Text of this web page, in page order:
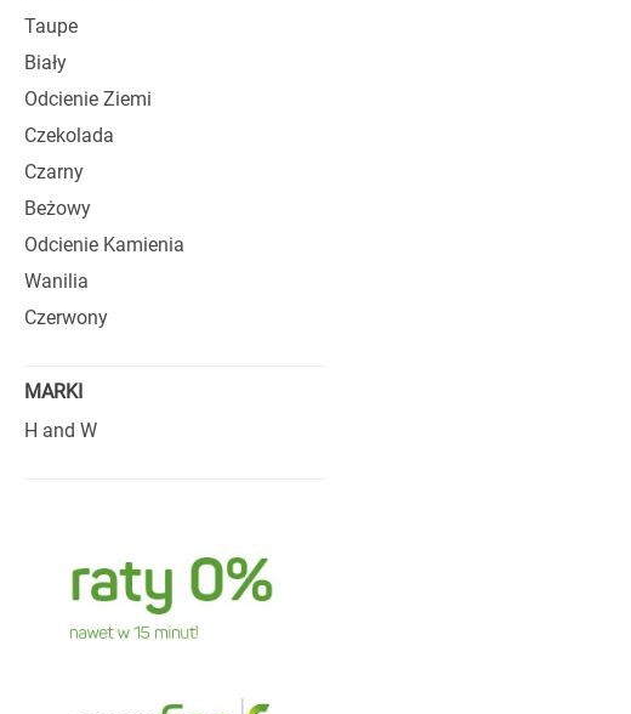
Taupe
Biały
Odcienie Ziemi
Czekolada
Czarny
Beżowy
Odcienie Kamienia
Wanilia
Czerwony
MARKI
H and W